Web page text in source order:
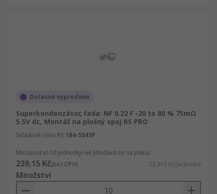
Dočasně vyprodáno
Superkondenzátor, řada: NF 0.22 F -20 to 80 % 75mΩ
5.5V dc, Montáž na plošný spoj RS PRO
Skladové číslo RS 184-5543P
Mezisoučet 10 jednotky/-ek (dodává se na platu)
239,15 Kč(bez DPH) 23,915 Kč/jednotka
Množství